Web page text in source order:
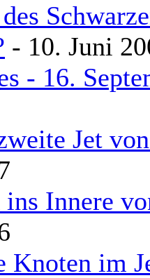
- 10. Juni
- 16.
Jet
Innere
Knoten im